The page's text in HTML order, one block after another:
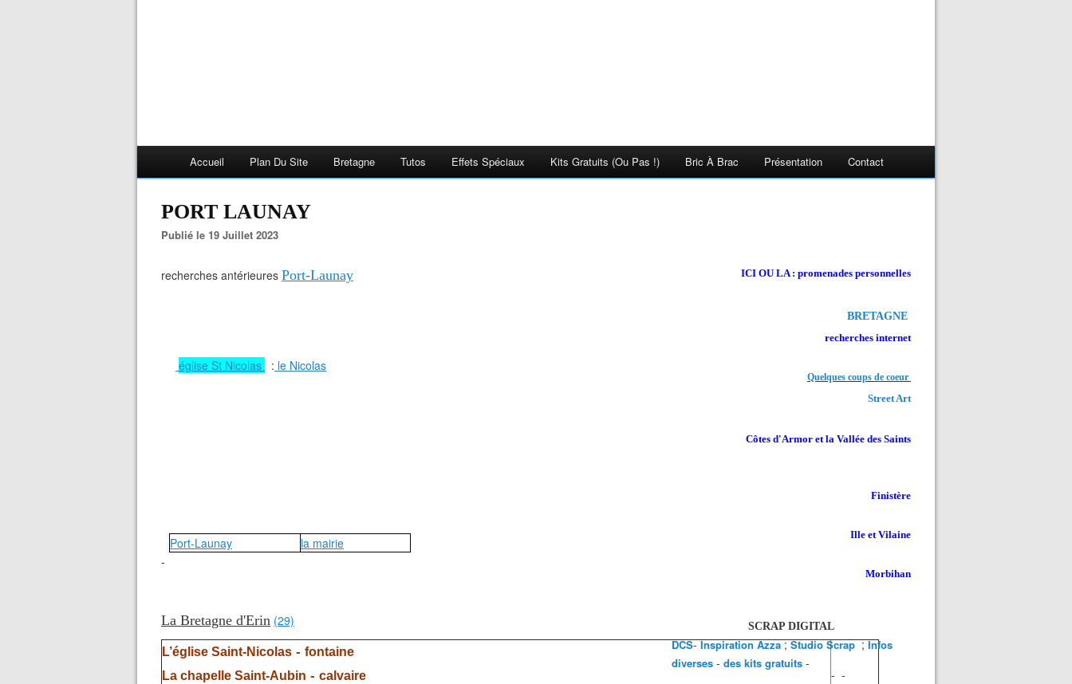
Accueil Plan Du Site Bretagne Tutos Effets Spéciaux Kits Gratuits (ou Pas !) Bric À Brac Présentation Contact
PORT LAUNAY
Publié le 19 Juillet 2023
recherches antérieures Port-Launay
église St Nicolas : le Nicolas
Port-Launay
la mairie
-
La Bretagne d'Erin (29)
L’église Saint-Nicolas - fontaine
La chapelle Saint-Aubin - calvaire
- -
ICI OU LA : promenades personnelles
BRETAGNE
recherches internet
Quelques coups de coeur
Street Art
Côtes d'Armor et la Vallée des Saints
Finistère
Ille et Vilaine
Morbihan
SCRAP DIGITAL
DCS-Inspiration Azza;Studio Scrap;Infos
diverses - des kits gratuits -